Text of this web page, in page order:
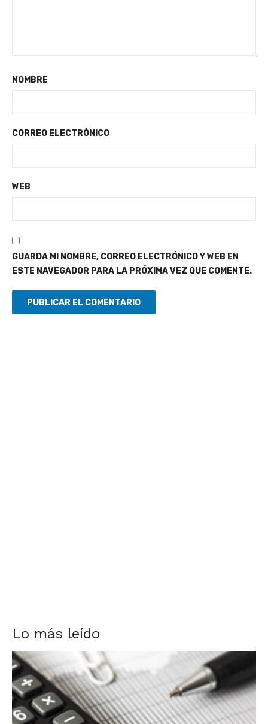
NOMBRE
CORREO ELECTRÓNICO
WEB
GUARDA MI NOMBRE, CORREO ELECTRÓNICO Y WEB EN
ESTE NAVEGADOR PARA LA PRÓXIMA VEZ QUE COMENTE.
Lo más leído